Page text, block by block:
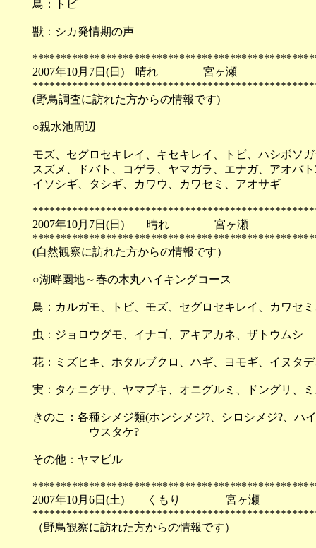
鳥：トビ
獣：シカ発情期の声
2007年10月7日(日) 晴れ 宮ヶ瀬
(野鳥調査に訪れた方からの情報です)
○親水池周辺
モズ、セグロセキレイ、キセキレイ、トビ、ハシボソ
スズメ、ドバト、コゲラ、ヤマガラ、エナガ、アオバ
イソシギ、タシギ、カワウ、カワセミ、アオサギ
2007年10月7日(日) 晴れ 宮ヶ瀬
(自然観察に訪れた方からの情報です）
○湖畔園地～春の木丸ハイキングコース
鳥：カルガモ、トビ、モズ、セグロセキレイ、カワセ
虫：ジョロウグモ、イナゴ、アキアカネ、ザトウムシ
花：ミズヒキ、ホタルブクロ、ハギ、ヨモギ、イヌタ
実：タケニグサ、ヤマブキ、オニグルミ、ドングリ、
きのこ：各種シメジ類(ホンシメジ?、シロシメジ?、ハ
ウスタケ?
その他：ヤマビル
2007年10月6日(土) くもり 宮ヶ瀬
（野鳥観察に訪れた方からの情報です）